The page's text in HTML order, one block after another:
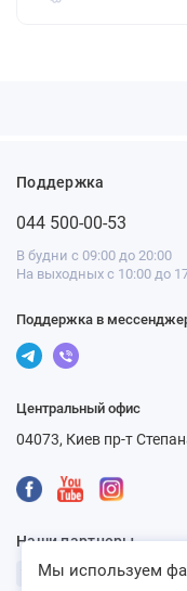
Поддержка
044 500-00-53
В будни с 09:00 до 20:00
На выходных с 10:00 до
Поддержка в
Центральный офис
04073, Киев пр-т
Наши партнеры
Мы используем